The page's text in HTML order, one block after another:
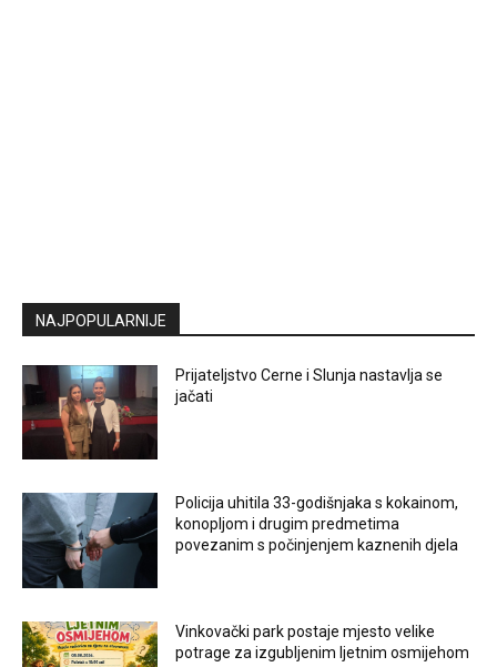
NAJPOPULARNIJE
Prijateljstvo Cerne i Slunja nastavlja se
jačati
Policija uhitila 33-godišnjaka s kokainom,
konopljom i drugim predmetima
povezanim s počinjenjem kaznenih djela
Vinkovački park postaje mjesto velike
potrage za izgubljenim ljetnim osmijehom